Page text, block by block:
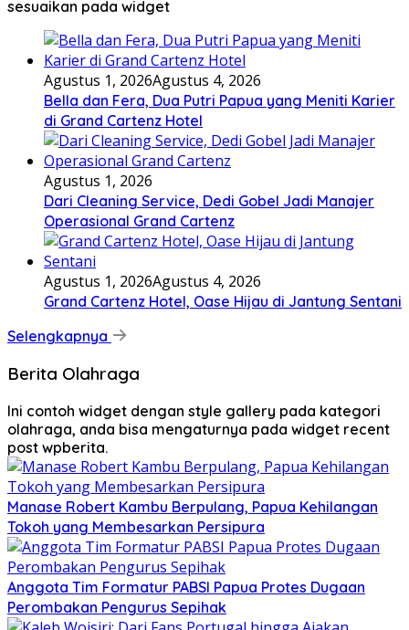
sesuaikan pada widget
Agustus 1, 2026Agustus 4, 2026
Bella dan Fera, Dua Putri Papua yang Meniti Karier
di Grand Cartenz Hotel
Agustus 1, 2026
Dari Cleaning Service, Dedi Gobel Jadi Manajer
Operasional Grand Cartenz
Agustus 1, 2026Agustus 4, 2026
Grand Cartenz Hotel, Oase Hijau di Jantung Sentani
Selengkapnya
Berita Olahraga
Ini contoh widget dengan style gallery pada kategori
olahraga, anda bisa mengaturnya pada widget recent
post wpberita.
Manase Robert Kambu Berpulang, Papua Kehilangan
Tokoh yang Membesarkan Persipura
Anggota Tim Formatur PABSI Papua Protes Dugaan
Perombakan Pengurus Sepihak